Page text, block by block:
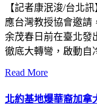
【記者康泯浚/台北
應台灣教授協會邀請
余茂春日前在臺北發
徹底大轉彎，啟動
Read More
北約基地爆華裔加拿